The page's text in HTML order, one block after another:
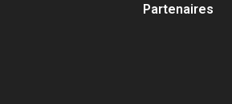
Partenaires